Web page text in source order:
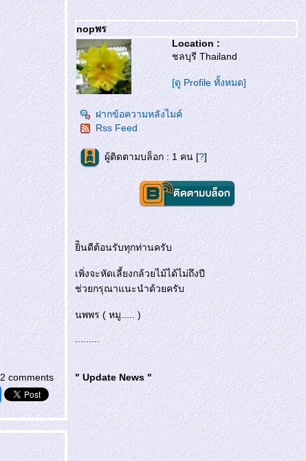
2 comments
nopพร
Location :
ชลบุรี Thailand
[ดู Profile ทั้งหมด]
ฝากข้อความหลังไมค์
Rss Feed
ผู้ติดตามบล็อก : 1 คน [?]
ิินดีต้อนรับทุกท่านครับ
เพิ่งจะหัดเลี้ยงกล้วยไม้ได้ไม่ถึงปี
ช่วยกรุณาแนะนำด้วยครับ
นพพร ( หมู..... )
.........
" Update News "